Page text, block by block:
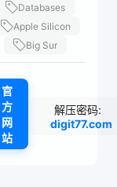
Databases
Apple Silicon
Big Sur
官
方
网
站
解压密码:
digit77.com